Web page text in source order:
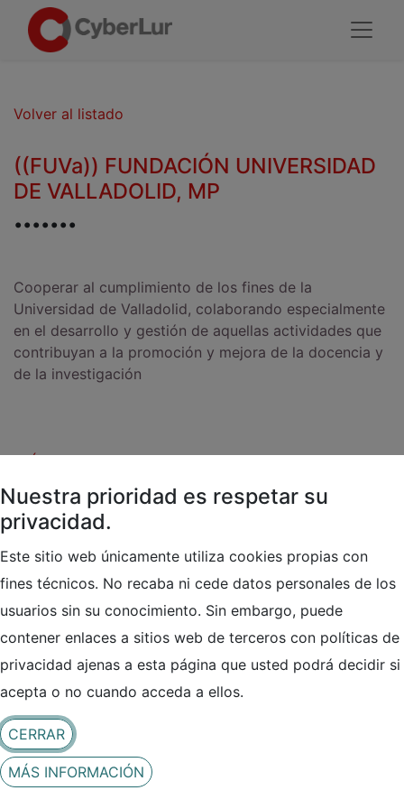
Volver al listado
((FUVa)) FUNDACIÓN UNIVERSIDAD
DE VALLADOLID, MP
.......
Cooperar al cumplimiento de los fines de la
Universidad de Valladolid, colaborando especialmente
en el desarrollo y gestión de aquellas actividades que
contribuyan a la promoción y mejora de la docencia y
de la investigación
Contacto
LOCALIZACIÓN Ver en Google Maps
Paseo de Belén, 11. Edificio I+D (Campus Miguel
Delibes).
Nuestra prioridad es respetar su
privacidad.
Este sitio web únicamente utiliza cookies propias con
fines técnicos. No recaba ni cede datos personales de los
usuarios sin su conocimiento. Sin embargo, puede
contener enlaces a sitios web de terceros con políticas de
privacidad ajenas a esta página que usted podrá decidir si
acepta o no cuando acceda a ellos.
CERRAR
MÁS INFORMACIÓN